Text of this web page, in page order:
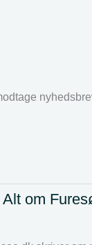
Alt om